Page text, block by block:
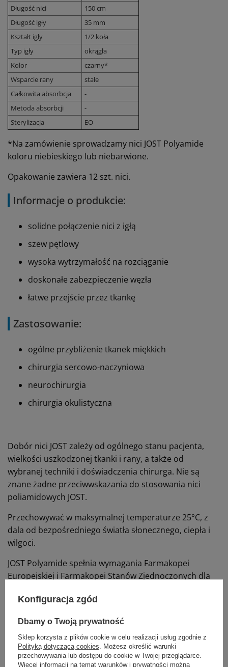
Długość nici
150 cm
Długość igły
35 mm
Kształt igły
1/2 koła
Typ igły
okrągła
Kolor
czarny*
Wsparcie rany
stałe
Całkowita absorbcja
-
Metoda absorbcji
-
Sterylizacja
EO
*Na zamówienie sprowadzamy nici JOST Polyamide
koloru niebieskiego lub niebarwione.
Opakowanie zawiera 12 szt. nici.
Informacje o produkcie:
solidne połączenie nici z igłą
szew pętlowy
wysoka wytrzymałość na rozciąganie
doskonałe zabezpieczenie węzła
łatwe przejście przez tkankę
Zastosowanie:
ogólne przybliżenie tkanek miękkich
chirurgia sercowo-naczyniowa
neurochirurgia
chirurgia okulistyczna
Dobór nici JOST zależy od ogólnego stanu pacjenta,
wielkości uszkodzonej tkanki i rany, a także od
wybranej techniki i doświadczenia chirurga. Nie są
znane żadne przeciwwskazania do stosowania nici
poliamidowych JOST.
Przechowywać w maksymalnej temperaturze 25°C, z
dala od bezpośredniego światła słonecznego, ciepła i
wilgoci.
JOST Polyamide spełnia wymagania Farmakopei
Europejskiej i Farmakopei Stanów Zjednoczonych dla
Polecane działy
Konfiguracja zgód
Dbamy o Twoją prywatność
Sklep korzysta z plików cookie w celu realizacji usług zgodnie z
Polityką dotyczącą cookies. Możesz określić warunki
przechowywania lub dostępu do cookie w Twojej przeglądarce.
Więcej informacji na temat warunków i prywatności można